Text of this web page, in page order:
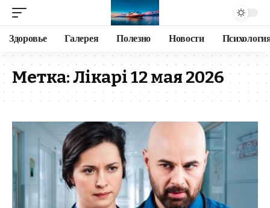
Здоровье Галерея Полезно Новости
Метка:Лікарі 12 мая 2026